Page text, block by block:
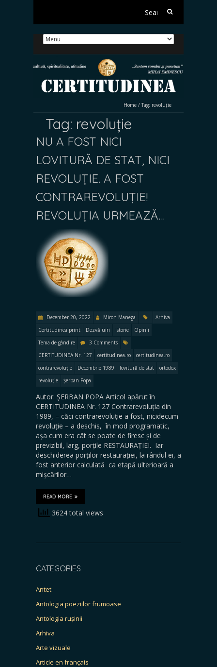
Search
Home / Tag: revoluție
Tag: revoluție
NU A FOST NICI
LOVITURĂ DE STAT, NICI
REVOLUȚIE. A FOST
CONTRAREVOLUȚIE!
REVOLUȚIA URMEAZĂ…
December 20, 2022 Miron Manega
Arhiva
Certitudinea print
Dezvăluiri Istorie
Opinii
Tema de gândire
3 Comments
CERTITUDINEA Nr. 127
certitudinea.ro
certitudinea.ro
contrarevoluție
Decembrie 1989 lovitură de stat
ortodox
revoluție
Șerban Popa
Autor: ȘERBAN POPA Articol apărut în
CERTITUDINEA Nr. 127 Contrarevoluția din
1989, – căci contrarevoluție a fost, nicidecum
revoluție – a deschis, în mod programatic,
așa cum era cât se poate de firesc și de
previzibil, larg, porțile RESTAURAȚIEI. Iar
deschiderea porților restaurației, la rândul ei, a
fost anterior calculată ca etapă ulterioară a
mișcărilor…
READ MORE
3624 total views
CATEGORIES
Antet
Antologia poeziilor frumoase
Antologia rușinii
Arhiva
Arte vizuale
Article en français